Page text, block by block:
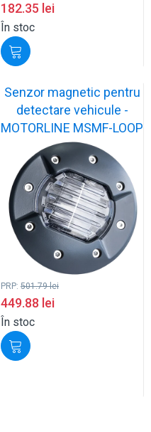
182.35 lei
În stoc
Senzor magnetic pentru
detectare vehicule -
MOTORLINE MSMF-LOOP
PRP: 501.79lei
449.88 lei
În stoc